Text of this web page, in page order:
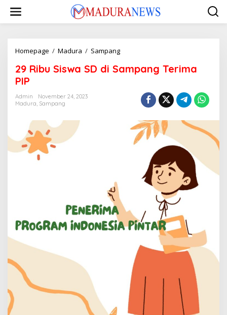
konten
Homepage / Madura / Sampang29
Siswa
Sampang
29 Ribu Siswa SD di Sampang Terima
PIP
Admin
November 24, 2023
Madura, Sampang